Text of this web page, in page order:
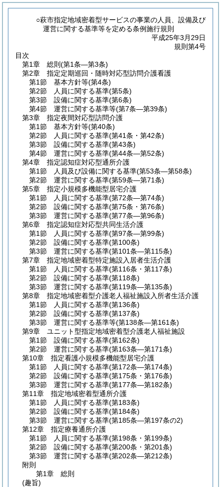
○萩市指定地域密着型サービスの事業の人員、設備及び
運営に関する基準等を定める条例施行規則
平成25年3月29日
規則第4号
目次
第1章
総則 (第1条―第3条)
第2章
指定定期巡回・随時対応型訪問介護看護
第1節
基本方針等(第4条)
第2節
人員に関する基準(第5条)
第3節
設備に関する基準(第6条)
第4節
運営に関する基準等(第7条―第39条)
第3章
指定夜間対応型訪問介護
第1節
基本方針等(第40条)
第2節
人員に関する基準(第41条・第42条)
第3節
設備に関する基準(第43条)
第4節
運営に関する基準(第44条―第52条)
第4章
指定認知症対応型通所介護
第1節
人員及び設備に関する基準(第53条―第58条)
第2節
運営に関する基準(第59条―第71条)
第5章
指定小規模多機能型居宅介護
第1節
人員に関する基準(第72条―第74条)
第2節
設備に関する基準(第75条・第76条)
第3節
運営に関する基準(第77条―第96条)
第6章
指定認知症対応型共同生活介護
第1節
人員に関する基準(第97条―第99条)
第2節
設備に関する基準(第100条)
第3節
運営に関する基準(第101条―第115条)
第7章
指定地域密着型特定施設入居者生活介護
第1節
人員に関する基準(第116条・第117条)
第2節
設備に関する基準(第118条)
第3節
運営に関する基準(第119条―第135条)
第8章
指定地域密着型介護老人福祉施設入所者生活介護
第1節
人員に関する基準(第136条)
第2節
設備に関する基準(第137条)
第3節
運営に関する基準等(第138条―第161条)
第9章
ユニット型指定地域密着型介護老人福祉施設
第1節
設備に関する基準(第162条)
第2節
運営に関する基準(第163条―第171条)
第10章
指定看護小規模多機能型居宅介護
第1節
人員に関する基準(第172条―第174条)
第2節
設備に関する基準(第175条・第176条)
第3節
運営に関する基準(第177条―第182条)
第11章
指定地域密着型通所介護
第1節
人員に関する基準(第183条)
第2節
設備に関する基準(第184条)
第3節
運営に関する基準(第185条―第197条の2)
第12章
指定療養通所介護
第1節
人員に関する基準(第198条・第199条)
第2節
設備に関する基準(第200条・第201条)
第3節
運営に関する基準(第202条―第212条)
附則
第1章
総則
(趣旨)